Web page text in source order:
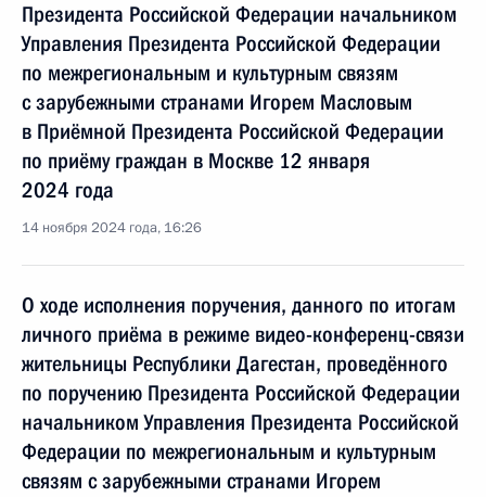
Президента Российской Федерации начальником
Управления Президента Российской Федерации
по межрегиональным и культурным связям
с зарубежными странами Игорем Масловым
в Приёмной Президента Российской Федерации
по приёму граждан в Москве 12 января
2024 года
14 ноября 2024 года, 16:26
О ходе исполнения поручения, данного по итогам
личного приёма в режиме видео-конференц-связи
жительницы Республики Дагестан, проведённого
по поручению Президента Российской Федерации
начальником Управления Президента Российской
Федерации по межрегиональным и культурным
связям с зарубежными странами Игорем